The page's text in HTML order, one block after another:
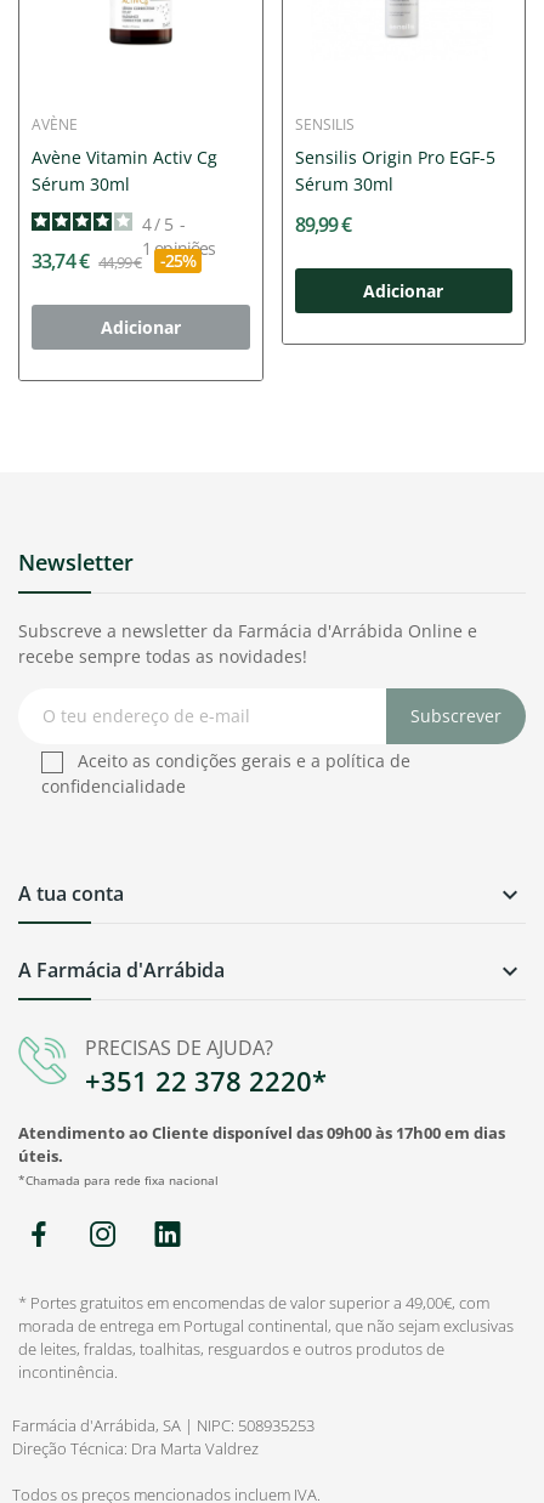
AVÈNE
Avène Vitamin Activ Cg
Sérum 30ml
4/ 5 -
1opiniões
33,74 € 44,99 € -25%
Adicionar
SENSILIS
Sensilis Origin Pro EGF-5
Sérum 30ml
89,99 €
Adicionar
PRECISAS DE AJUDA?
+351 22 378 2220*
Atendimento ao Cliente disponível das 09h00 às 17h00 em dias
úteis.
*Chamada para rede fixa nacional
A Farmácia d'Arrábida 
A tua conta 
Newsletter
Subscreve a newsletter da Farmácia d'Arrábida Online e
recebe sempre todas as novidades!
Subscrever
Aceito as condições gerais e a política de
confidencialidade
* Portes gratuitos em encomendas de valor superior a 49,00€, com
morada de entrega em Portugal continental, que não sejam exclusivas
de leites, fraldas, toalhitas, resguardos e outros produtos de
incontinência.
Farmácia d'Arrábida, SA | NIPC: 508935253
Direção Técnica: Dra Marta Valdrez
Todos os preços mencionados incluem IVA.